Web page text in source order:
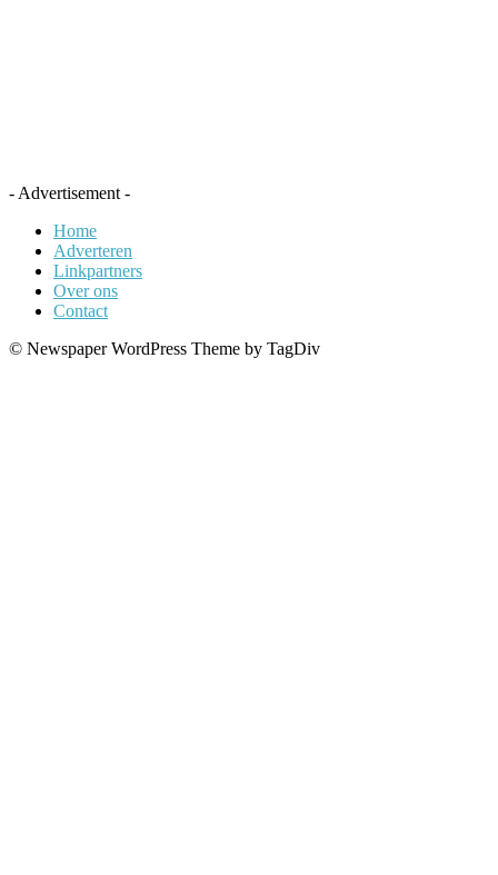
- Advertisement -
Home
Adverteren
Linkpartners
Over ons
Contact
© Newspaper WordPress Theme by TagDiv